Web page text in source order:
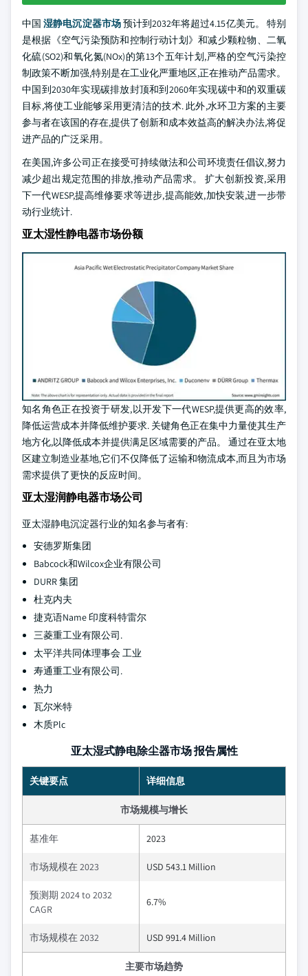
中国湿静电沉淀器市场预计到2032年将超过4.15亿美元。 特别
是根据《空气污染预防和控制行动计划》和减少颗粒物、二氧
化硫(SO2)和氧化氮(NOx)的第13个五年计划,严格的空气污染控
制政策不断加强,特别是在工业化严重地区,正在推动产品需求。
中国到2030年实现碳排放封顶和到2060年实现碳中和的双重碳
目标,将使工业能够采用更清洁的技术. 此外,水环卫方案的主要
参与者在该国的存在,提供了创新和成本效益高的解决办法,将促
进产品的广泛采用。
在美国,许多公司正在接受可持续做法和公司环境责任倡议,努力
减少超出规定范围的排放,推动产品需求。 扩大创新投资,采用
下一代WESP,提高维修要求等进步,提高能效,加快安装,进一步带
动行业统计.
亚太湿性静电器市场份额
知名角色正在投资于研发,以开发下一代WESP,提供更高的效率,
降低运营成本并降低维护要求. 关键角色正在集中力量使其生产
地方化,以降低成本并提供满足区域需要的产品。 通过在亚太地
区建立制造业基地,它们不仅降低了运输和物流成本,而且为市场
需求提供了更快的反应时间。
亚太湿润静电器市场公司
亚太湿静电沉淀器行业的知名参与者有:
安德罗斯集团
Babcock和Wilcox企业有限公司
DURR 集团
杜克内夫
捷克语Name 印度科特雷尔
三菱重工业有限公司.
太平洋共同体理事会 工业
寿通重工业有限公司.
热力
瓦尔米特
木质Plc
亚太湿式静电除尘器市场 报告属性
关键要点 详细信息
市场规模与增长
基准年 2023
市场规模在 2023 USD 543.1 Million
预测期 2024 to 2032
CAGR
6.7%
市场规模在 2032 USD 991.4 Million
主要市场趋势